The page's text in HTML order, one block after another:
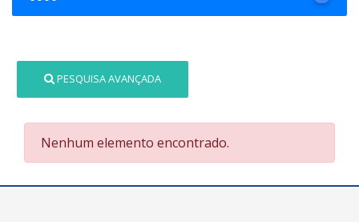
PESQUISA AVANÇADA
Nenhum elemento encontrado.